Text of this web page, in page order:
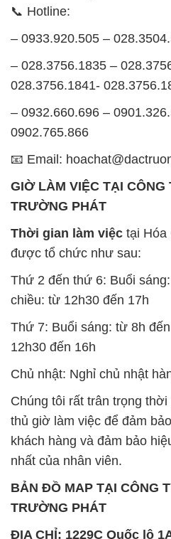
📞 Hotline:
– 0933.920.505 –
– 028.3756.1835 –
028.3756.1841-
– 0932.660.696 –
0902.765.866
📧 Email:
GIỜ LÀM VIỆC TẠI
TRƯỜNG PHÁT
Thời gian làm việc tại Hóa
được tổ chức như sau:
Thứ 2 đến thứ 6: Buổi
chiều: từ 12h30 đến 17h
Thứ 7: Buổi sáng: từ 8h
12h30 đến 16h
Chủ nhật: Nghỉ chủ nhật
Chúng tôi rất trân trọng
thủ giờ làm việc để đảm
khách hàng và đảm bảo
nhất của nhân viên.
BẢN ĐỒ MAP TẠI CÔNG
TRƯỜNG PHÁT
ĐỊA CHỈ: 1229C Quốc lộ